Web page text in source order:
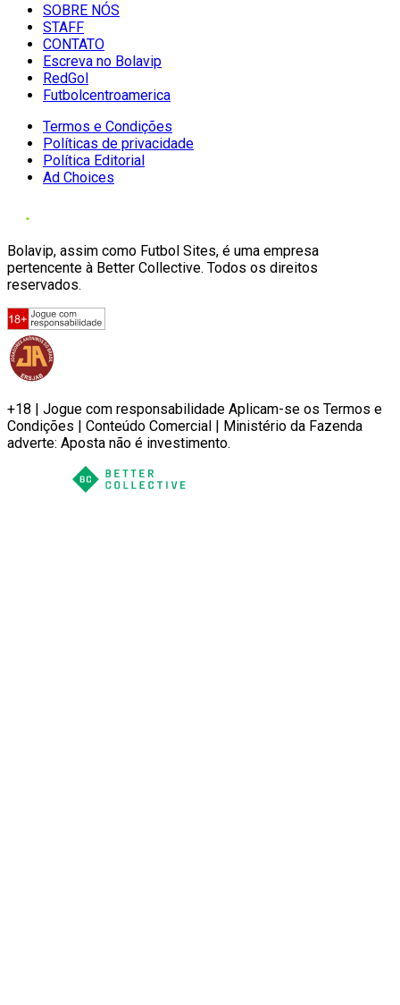
SOBRE NÓS
STAFF
CONTATO
Escreva no Bolavip
RedGol
Futbolcentroamerica
Termos e Condições
Políticas de privacidade
Política Editorial
Ad Choices
Bolavip, assim como Futbol Sites, é uma empresa
pertencente à Better Collective. Todos os direitos
reservados.
+18 | Jogue com responsabilidade Aplicam-se os Termos e
Condições | Conteúdo Comercial | Ministério da Fazenda
adverte: Aposta não é investimento.